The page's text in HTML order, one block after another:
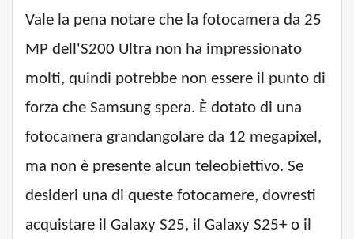
Vale la pena notare che la fotocamera da 25
MP dell'S200 Ultra non ha impressionato
molti, quindi potrebbe non essere il punto di
forza che Samsung spera. È dotato di una
fotocamera grandangolare da 12 megapixel,
ma non è presente alcun teleobiettivo. Se
desideri una di queste fotocamere, dovresti
acquistare il Galaxy S25, il Galaxy S25+ o il